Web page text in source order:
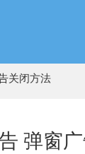
关闭方法
弹窗